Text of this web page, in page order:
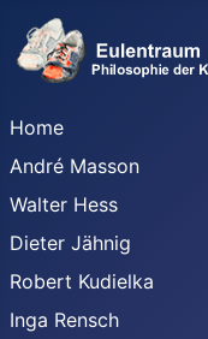
Home
André Masson
Walter Hess
Dieter Jähnig
Robert Kudielka
Inga Rensch